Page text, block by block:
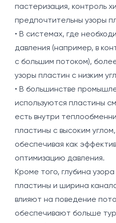
пастеризация, контроль
предпочтительны узоры
• В системах, где
давления (например, в
с большим потоком),
узоры пластин с низким
• В большинстве
используются пластины
есть внутри
пластины с высоким
обеспечивая как
оптимизацию давления.
Кроме того, глубина
пластины и ширина
влияют на поведение
обеспечивают больше